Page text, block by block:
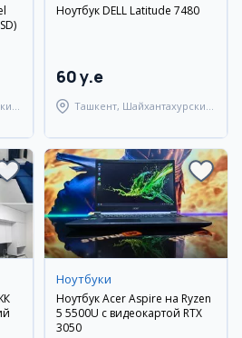
Ноутбук DELL Latitude 7480
60 y.e
Ташкент, Шайхантахурский
Ноутбуки
Ноутбук Acer Aspire на Ryzen
5 5500U с видеокартой RTX
3050